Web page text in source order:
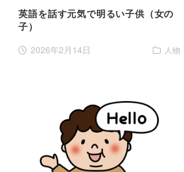
英語を話す元気で明るい子供（女の
子）
2026年2月14日 人物